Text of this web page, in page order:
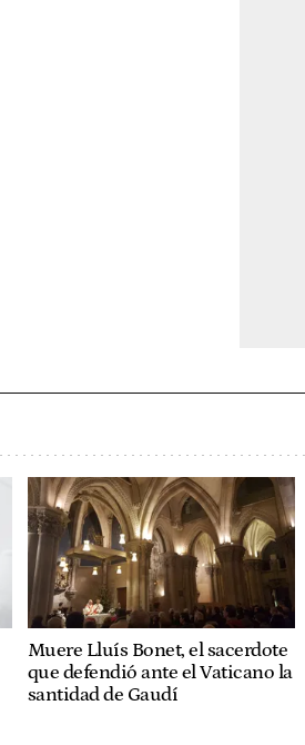
Muere Lluís Bonet, el sacerdote
que defendió ante el Vaticano la
santidad de Gaudí